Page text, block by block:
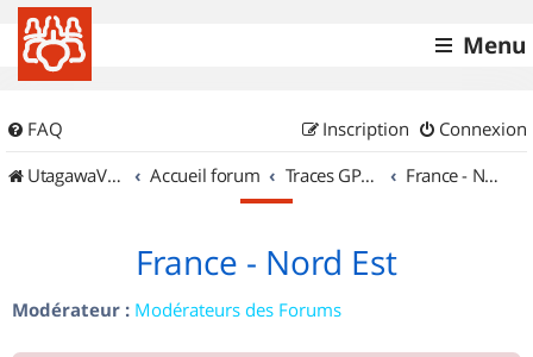
Menu
FAQ Connexion
Inscription
UtagawaVTT (Randos VTT et VTTAE avec traces GPS)
Accueil forum Traces GPS de randos VTT France - Nord Est
France - Nord Est
Modérateur : Modérateurs des Forums